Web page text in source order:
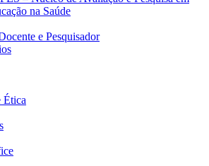
na Saúde
e Pesquisador
Ética